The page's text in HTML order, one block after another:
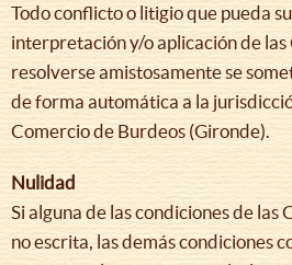
Todo conflicto o litigio que pueda
interpretación y/o aplicación de las
resolverse amistosamente se
de forma automática a la
Comercio de Burdeos (Gironde).
Nulidad
Si alguna de las condiciones de las
no escrita, las demás condiciones